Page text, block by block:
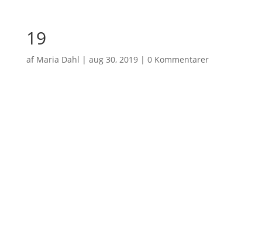
19
af Maria Dahl | aug 30, 2019| 0 Kommentarer